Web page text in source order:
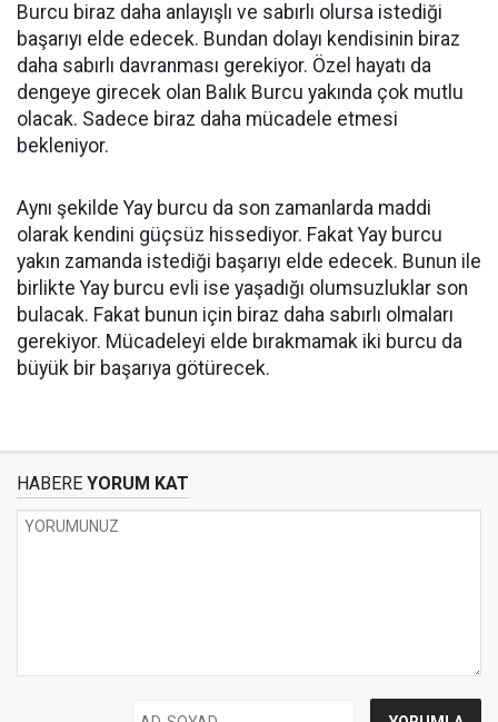
Burcu biraz daha anlayışlı ve sabırlı olursa istediği
başarıyı elde edecek. Bundan dolayı kendisinin biraz
daha sabırlı davranması gerekiyor. Özel hayatı da
dengeye girecek olan Balık Burcu yakında çok mutlu
olacak. Sadece biraz daha mücadele etmesi
bekleniyor.
Aynı şekilde Yay burcu da son zamanlarda maddi
olarak kendini güçsüz hissediyor. Fakat Yay burcu
yakın zamanda istediği başarıyı elde edecek. Bunun ile
birlikte Yay burcu evli ise yaşadığı olumsuzluklar son
bulacak. Fakat bunun için biraz daha sabırlı olmaları
gerekiyor. Mücadeleyi elde bırakmamak iki burcu da
büyük bir başarıya götürecek.
HABERE YORUM KAT